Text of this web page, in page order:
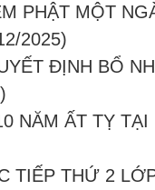
PHẬT MỘT
2025)
ĐỊNH BỔ
NĂM ẤT TỴ TẠI
TIẾP THỨ 2